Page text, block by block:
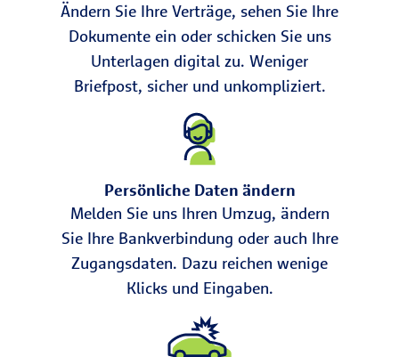
Ändern Sie Ihre Verträge, sehen Sie Ihre
Dokumente ein oder schicken Sie uns
Unterlagen digital zu. Weniger
Briefpost, sicher und unkompliziert.
Persönliche Daten ändern
Melden Sie uns Ihren Umzug, ändern
Sie Ihre Bankverbindung oder auch Ihre
Zugangsdaten. Dazu reichen wenige
Klicks und Eingaben.